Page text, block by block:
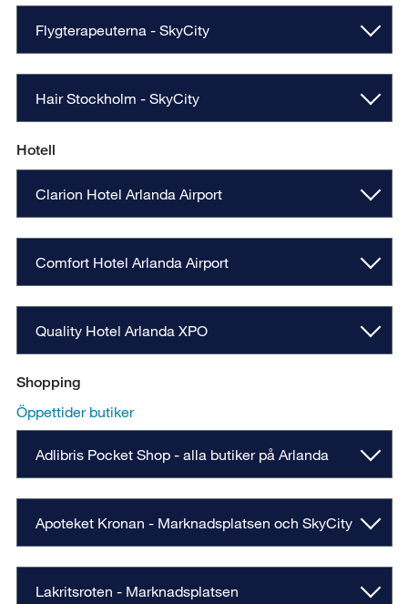
Flygterapeuterna - SkyCity
Hair Stockholm - SkyCity
Hotell
Clarion Hotel Arlanda Airport
Comfort Hotel Arlanda Airport
Quality Hotel Arlanda XPO
Shopping
Öppettider butiker
Adlibris Pocket Shop - alla butiker på Arlanda
Apoteket Kronan - Marknadsplatsen och SkyCity
Lakritsroten - Marknadsplatsen